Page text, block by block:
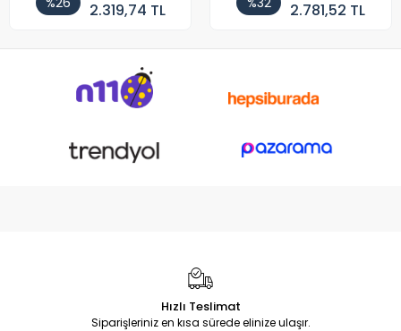
2.319,74 TL 2.781,52 TL
Hızlı Teslimat
Siparişleriniz en kısa sürede elinize ulaşır.